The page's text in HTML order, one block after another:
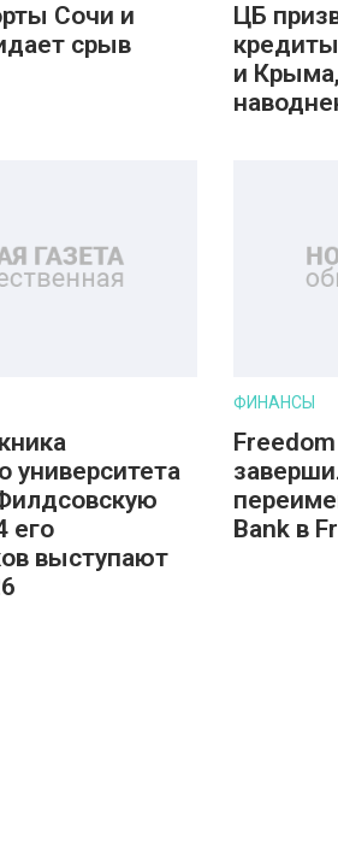
Сочи и
срыв
ЦБ
и
университета
его
выступают
ФИНАНСЫ
Bank в